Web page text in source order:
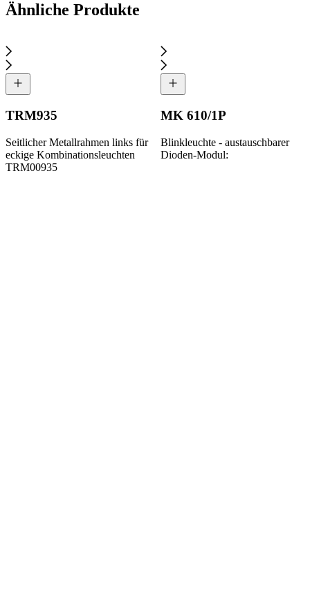
Ähnliche Produkte
TRM935
Seitlicher Metallrahmen links für
eckige Kombinationsleuchten
TRM00935
MK 610/1P
Blinkleuchte - austauschbarer
Dioden-Modul: